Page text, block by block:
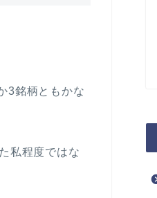
3銘柄ともかな
私程度ではな